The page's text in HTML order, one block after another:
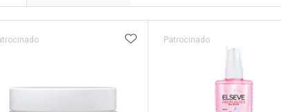
ADICIONAR AOS FAVORITOS
Patrocinado